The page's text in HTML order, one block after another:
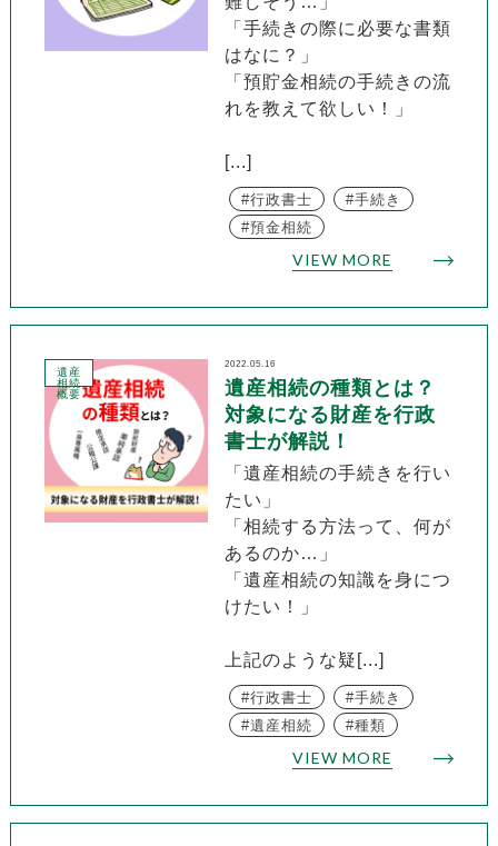
「手続きの際に必要な書類
はなに？」
「預貯金相続の手続きの流
れを教えて欲しい！」
[...]
行政書士
手続き
預金相続
VIEW MORE
遺産
相続
概要
2022.05.16
遺産相続の種類とは？
対象になる財産を行政
書士が解説！
「遺産相続の手続きを行い
たい」
「相続する方法って、何が
あるのか…」
「遺産相続の知識を身につ
けたい！」
上記のような疑[...]
行政書士
手続き
遺産相続
種類
VIEW MORE